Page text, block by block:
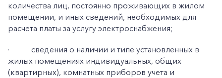
количества лиц, постоянно проживающих в жилом
помещении, и иных сведений, необходимых для
расчета платы за услугу электроснабжения;
·
сведения о наличии и типе установленных в
жилых помещениях индивидуальных, общих
(квартирных), комнатных приборов учета и